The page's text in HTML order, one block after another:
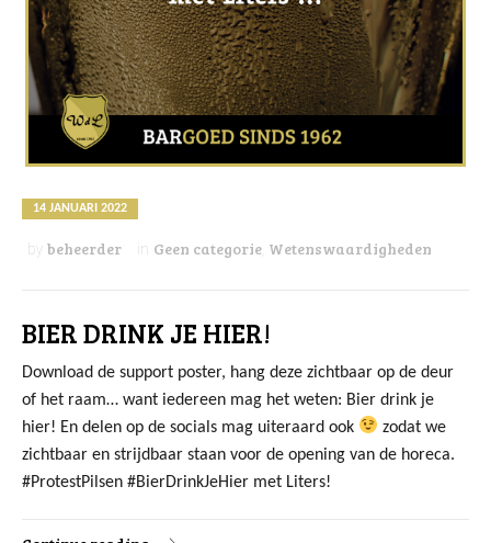
14 JANUARI 2022
by beheerder in Geen categorie Wetenswaardigheden
BIER DRINK JE HIER!
Download de support poster, hang deze zichtbaar op de deur
of het raam… want iedereen mag het weten: Bier drink je
hier! En delen op de socials mag uiteraard ook
zodat we
zichtbaar en strijdbaar staan voor de opening van de horeca.
#ProtestPilsen #BierDrinkJeHier met Liters!